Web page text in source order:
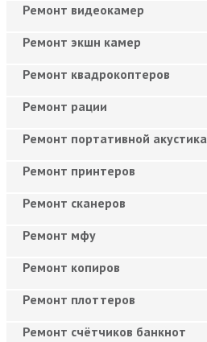
Ремонт видеокамер
Ремонт экшн камер
Ремонт квадрокоптеров
Ремонт рации
Ремонт портативной акустика
Ремонт принтеров
Ремонт сканеров
Ремонт мфу
Ремонт копиров
Ремонт плоттеров
Ремонт счётчиков банкнот